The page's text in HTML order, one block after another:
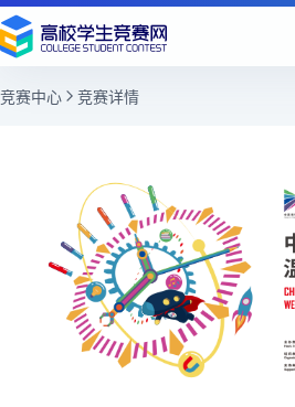
竞赛中心 竞赛详情